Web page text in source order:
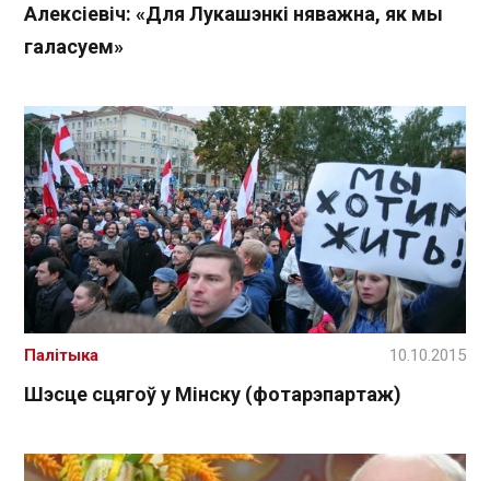
Алексіевіч: «Для Лукашэнкі няважна, як мы
галасуем»
Шэсце сцягоў у Мінску (фотарэпартаж)
Палітыка 10.10.2015